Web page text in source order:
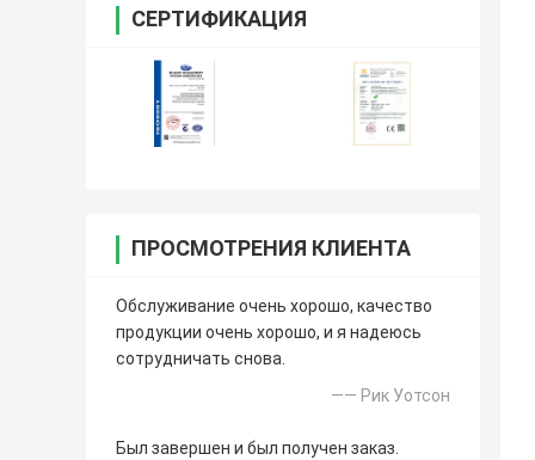
СЕРТИФИКАЦИЯ
ПРОСМОТРЕНИЯ КЛИЕНТА
Обслуживание очень хорошо, качество
продукции очень хорошо, и я надеюсь
сотрудничать снова.
—— Рик Уотсон
Был завершен и был получен заказ.